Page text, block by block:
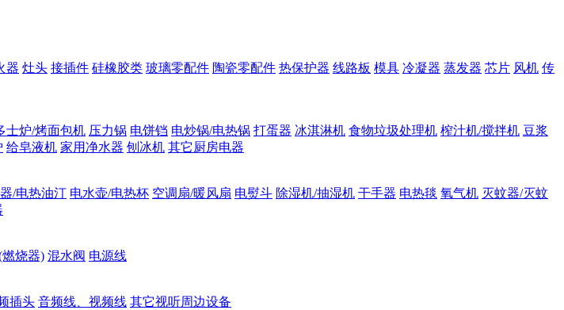
器 灶头 接插件 硅橡胶类 玻璃零配件 陶瓷零配件 热保护器 线路板 模具 冷凝器 蒸发器 芯片 风机 传
士炉/烤面包机 压力锅 电饼铛 电炒锅/电热锅 打蛋器 冰淇淋机 食物垃圾处理机 榨汁机/搅拌机 豆浆
给皂液机 家用净水器 刨冰机 其它厨房电器
/电热油汀 电水壶/电热杯 空调扇/暖风扇 电熨斗 除湿机/抽湿机 干手器 电热毯 氧气机 灭蚊器/灭蚊
燃烧器) 混水阀 电源线
插头 音频线、视频线 其它视听周边设备